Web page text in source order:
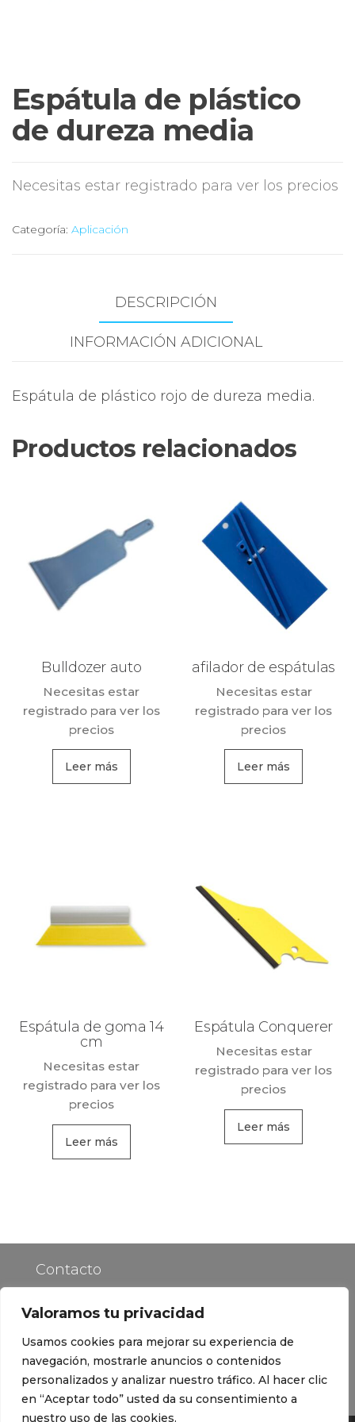
Valoramos tu privacidad
Usamos cookies para mejorar su experiencia de
navegación, mostrarle anuncios o contenidos
personalizados y analizar nuestro tráfico. Al hacer clic
en “Aceptar todo” usted da su consentimiento a
nuestro uso de las cookies.
Espátula de plástico
de dureza media
Necesitas estar registrado para ver los precios
Categoría: Aplicación
DESCRIPCIÓN
INFORMACIÓN ADICIONAL
Espátula de plástico rojo de dureza media.
Productos relacionados
Bulldozer auto
Necesitas estar
registrado para ver los
precios
Leer más
afilador de espátulas
Necesitas estar
registrado para ver los
precios
Leer más
Espátula de goma 14
cm
Necesitas estar
registrado para ver los
precios
Leer más
Espátula Conquerer
Necesitas estar
registrado para ver los
precios
Leer más
Contacto
Política de Privacidad
Preguntas Frecuentes
Blog de lámina solar